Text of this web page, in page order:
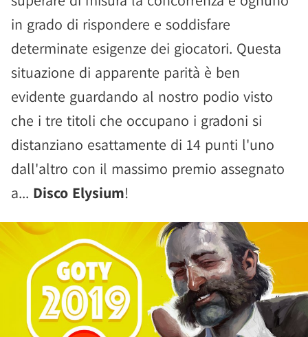
in grado di rispondere e soddisfare
determinate esigenze dei giocatori. Questa
situazione di apparente parità è ben
evidente guardando al nostro podio visto
che i tre titoli che occupano i gradoni si
distanziano esattamente di 14 punti l'uno
dall'altro con il massimo premio assegnato
a... Disco Elysium!